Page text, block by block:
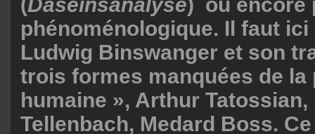
phénoménologique. Il faut
Ludwig Binswanger et son
trois formes manquées de la
humaine », Arthur
Tellenbach, Medard Boss.